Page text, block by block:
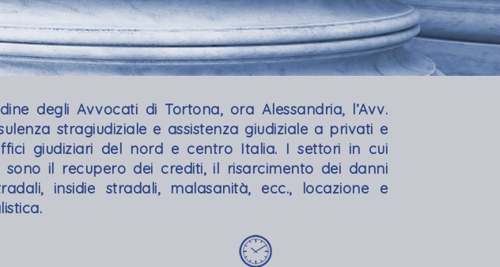
degli Avvocati di Tortona, ora Alessandria, l’Avv.
stragiudiziale e assistenza giudiziale a privati e
giudiziari del nord e centro Italia. I settori in cui
il recupero dei crediti, il risarcimento dei danni
insidie stradali, malasanità, ecc., locazione e